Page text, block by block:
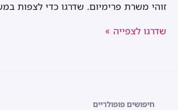
זוהי משרת פרימיום. שדרגו כדי לצפות
שדרגו לצפייה »
חיפושים פופולריים